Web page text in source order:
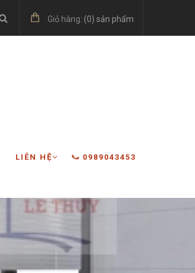
Giỏ hàng: (0) sản phẩm
LIÊN HỆ 0989043453